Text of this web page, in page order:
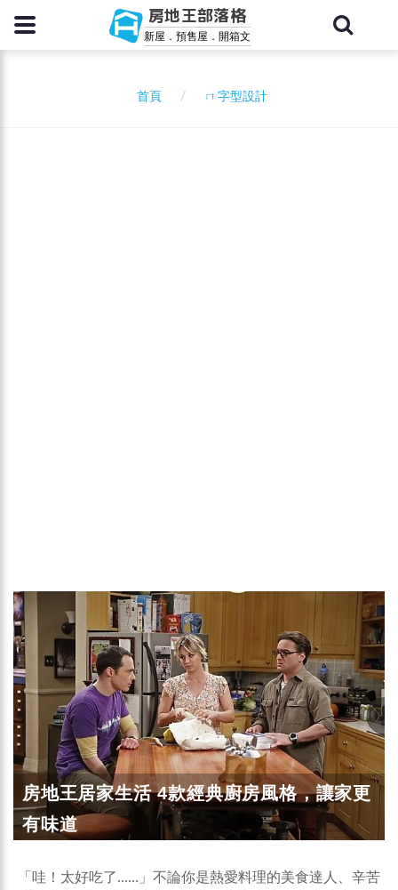
房地王部落格
新屋．預售屋．開箱文
首頁 ㄇ字型設計
房地王居家生活 4款經典廚房風格，讓家更
有味道
「哇！太好吃了……」不論你是熱愛料理的美食達人、辛苦